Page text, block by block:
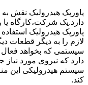
پاورپک هیدرولیک نقش
دارد.یک شرکت،کارگاه
پاورپک هیدرولیک
لازم را به دیگر قطعات
سیستمی که بخواهد فعال
دارد که نیروی مورد نیاز
سیستم هیدرولیکی این
کند.